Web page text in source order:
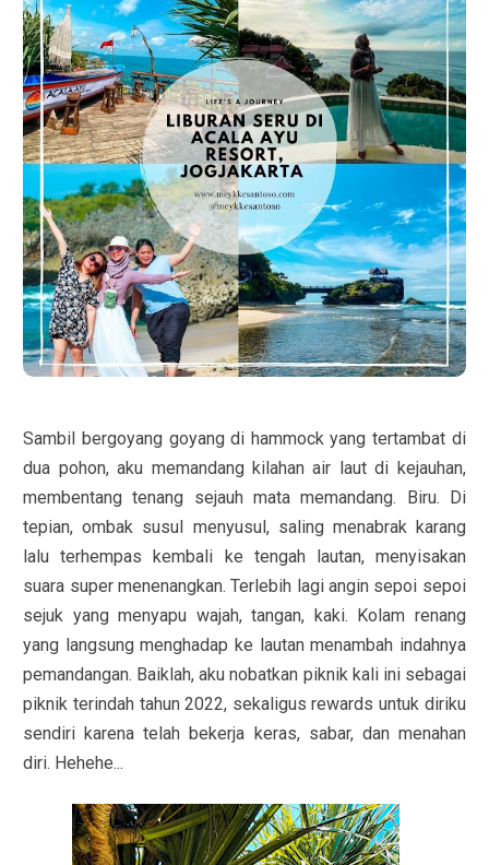
Sambil bergoyang goyang di hammock yang tertambat di
dua pohon, aku memandang kilahan air laut di kejauhan,
membentang tenang sejauh mata memandang. Biru. Di
tepian, ombak susul menyusul, saling menabrak karang
lalu terhempas kembali ke tengah lautan, menyisakan
suara super menenangkan. Terlebih lagi angin sepoi sepoi
sejuk yang menyapu wajah, tangan, kaki. Kolam renang
yang langsung menghadap ke lautan menambah indahnya
pemandangan. Baiklah, aku nobatkan piknik kali ini sebagai
piknik terindah tahun 2022, sekaligus rewards untuk diriku
sendiri karena telah bekerja keras, sabar, dan menahan
diri. Hehehe...